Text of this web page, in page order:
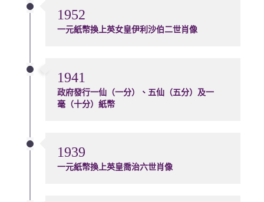
1952
一元紙幣換上英女皇伊利沙伯二世肖像
1941
政府發行一仙（一分）、五仙（五分）及一
毫（十分）紙幣
1939
一元紙幣換上英皇喬治六世肖像